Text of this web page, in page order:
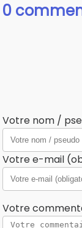
0
Votre nom /
Votre e-mail
Votre